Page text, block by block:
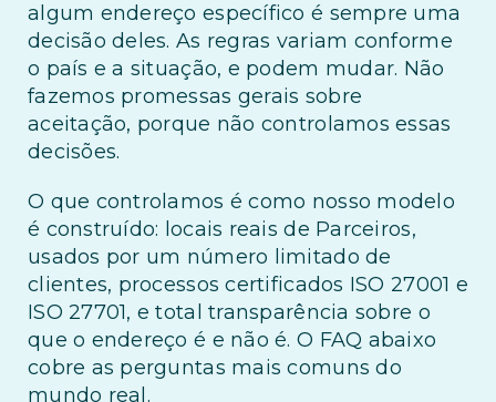
algum endereço específico é sempre uma
decisão deles. As regras variam conforme
o país e a situação, e podem mudar. Não
fazemos promessas gerais sobre
aceitação, porque não controlamos essas
decisões.
O que controlamos é como nosso modelo
é construído: locais reais de Parceiros,
usados por um número limitado de
clientes, processos certificados ISO 27001 e
ISO 27701, e total transparência sobre o
que o endereço é e não é. O FAQ abaixo
cobre as perguntas mais comuns do
mundo real.